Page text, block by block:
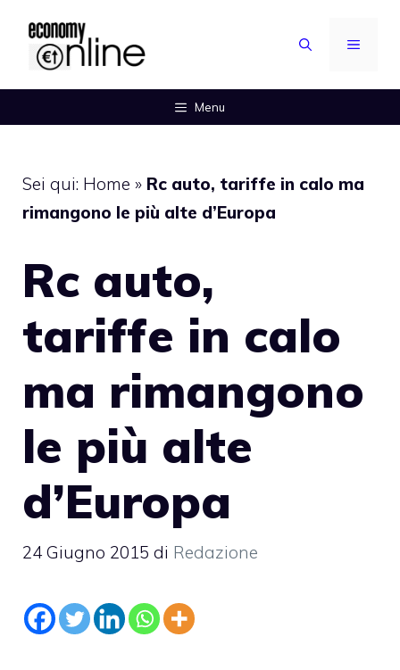
contenuto
MENU
Menu
Sei qui: Home » Rc auto, tariffe in calo ma
rimangono le più alte d’Europa
Rc auto,
tariffe in calo
ma rimangono
le più alte
d’Europa
24 Giugno 2015 di Redazione